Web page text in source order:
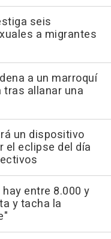
seis
a migrantes
a un marroquí
tras allanar una
un dispositivo
el eclipse del día
entre 8.000 y
y tacha la